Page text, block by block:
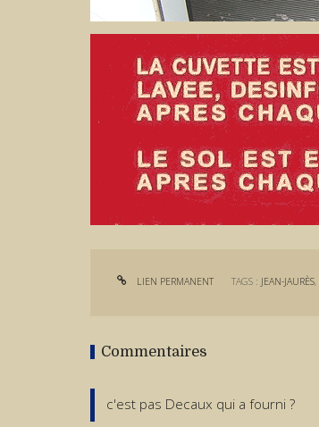
LIEN PERMANENT TAGS : JEAN-JAURÈS,
Commentaires
c'est pas Decaux qui a fourni ?